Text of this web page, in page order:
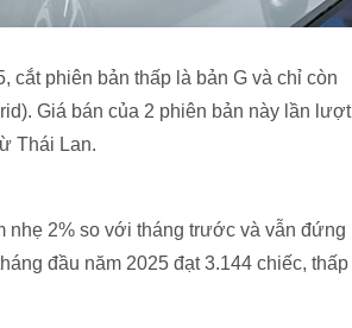
cắt phiên bản thấp là bản G và chỉ còn
Giá bán của 2 phiên bản này lần lượt
Thái Lan.
nhẹ 2% so với tháng trước và vẫn đứng
đầu năm 2025 đạt 3.144 chiếc, thấp